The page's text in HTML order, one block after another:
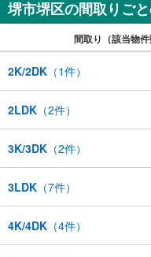
堺市堺区の間取りご
間取り（該当物件
2K/2DK （1件）
2LDK （2件）
3K/3DK （2件）
3LDK （7件）
4K/4DK （4件）